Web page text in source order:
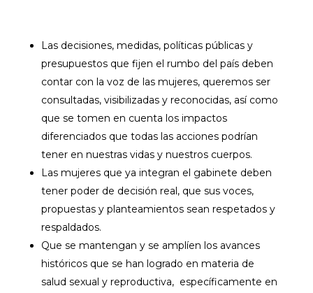
Las decisiones, medidas, políticas públicas y
presupuestos que fijen el rumbo del país deben
contar con la voz de las mujeres, queremos ser
consultadas, visibilizadas y reconocidas, así como
que se tomen en cuenta los impactos
diferenciados que todas las acciones podrían
tener en nuestras vidas y nuestros cuerpos.
Las mujeres que ya integran el gabinete deben
tener poder de decisión real, que sus voces,
propuestas y planteamientos sean respetados y
respaldados.
Que se mantengan y se amplíen los avances
históricos que se han logrado en materia de
salud sexual y reproductiva, específicamente en